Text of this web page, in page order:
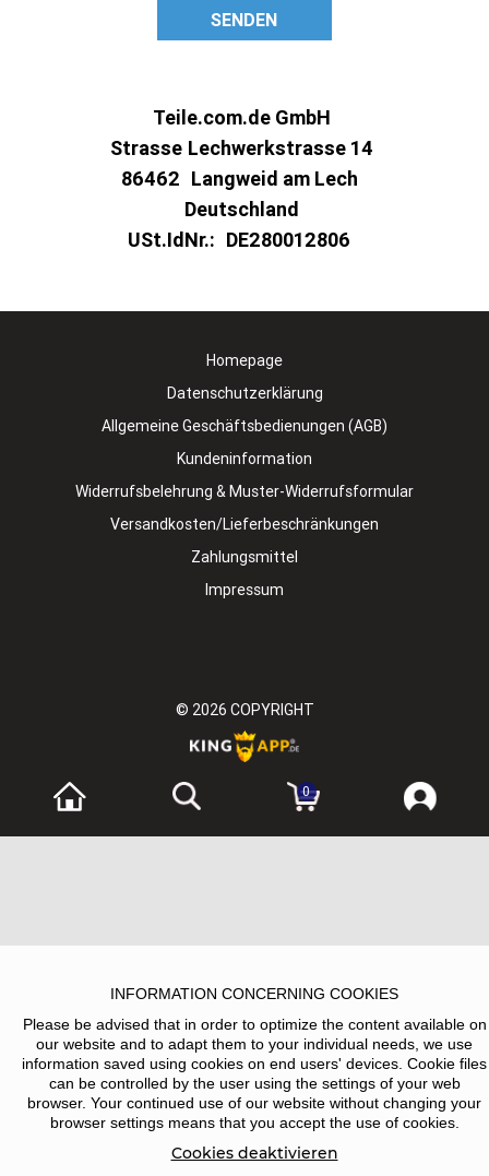
SENDEN
Teile.com.de GmbH
Strasse Lechwerkstrasse 14
86462 Langweid am Lech
Deutschland
USt.IdNr.: DE280012806
Homepage
Datenschutzerklärung
Allgemeine Geschäftsbedienungen (AGB)
Kundeninformation
Widerrufsbelehrung & Muster-Widerrufsformular
Versandkosten/Lieferbeschränkungen
Zahlungsmittel
Impressum
© 2026 COPYRIGHT
0
INFORMATION CONCERNING COOKIES
Please be advised that in order to optimize the content available on
our website and to adapt them to your individual needs, we use
information saved using cookies on end users' devices. Cookie files
can be controlled by the user using the settings of your web
browser. Your continued use of our website without changing your
browser settings means that you accept the use of cookies.
Cookies deaktivieren